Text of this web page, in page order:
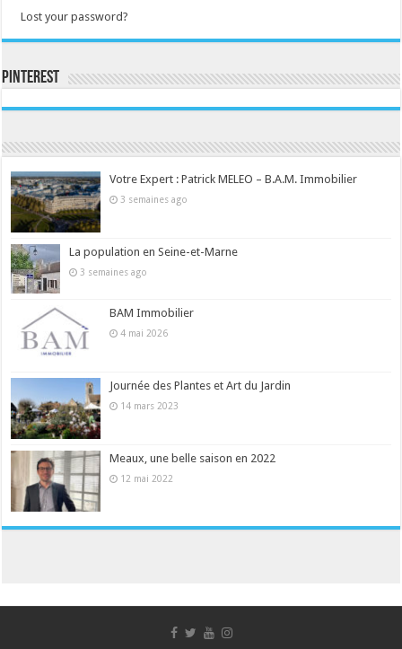
Lost your password?
Pinterest
Votre Expert : Patrick MELEO – B.A.M. Immobilier
3 semaines ago
La population en Seine-et-Marne
3 semaines ago
BAM Immobilier
4 mai 2026
Journée des Plantes et Art du Jardin
14 mars 2023
Meaux, une belle saison en 2022
12 mai 2022